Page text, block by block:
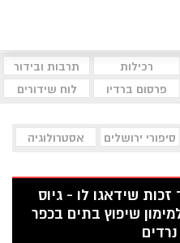
רכילות
תרבות ובידור
פרסום ברדיו לוח שידורים
סיפורי ירושלים אסטרולוגיה
זכות שידאגו לו - גיוס
שיפוץ בתים בכפר